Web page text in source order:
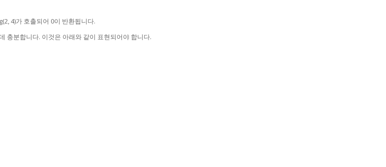
4)가 호출되어 0이 반환됩니다.
충분합니다. 이것은 아래와 같이 표현되어야 합니다.